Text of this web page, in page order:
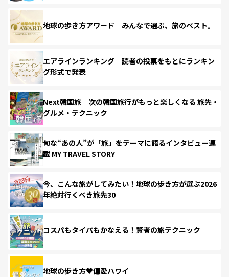
地球の歩き方アワード みんなで選ぶ、旅のベスト。
エアラインランキング 読者の投票をもとにランキン
グ形式で発表
Next韓国旅 次の韓国旅行がもっと楽しくなる 旅先・
グルメ・テクニック
旬な“あの人”が「旅」をテーマに語るインタビュー連
載 MY TRAVEL STORY
今、こんな旅がしてみたい！地球の歩き方が選ぶ2026
年絶対行くべき旅先30
コスパもタイパもかなえる！賢者の旅テクニック
地球の歩き方♥偏愛ハワイ